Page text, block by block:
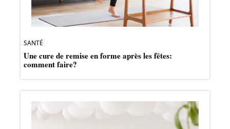
SANTÉ
Une cure de remise en forme après les fêtes:
comment faire?